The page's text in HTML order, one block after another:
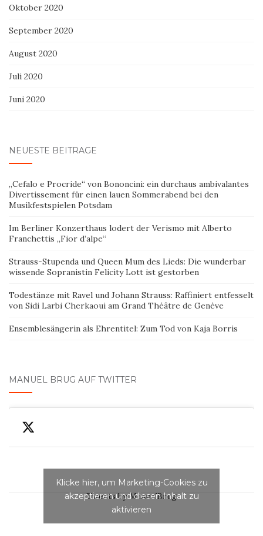
Oktober 2020
September 2020
August 2020
Juli 2020
Juni 2020
NEUESTE BEITRÄGE
„Cefalo e Procride“ von Bononcini: ein durchaus ambivalantes
Divertissement für einen lauen Sommerabend bei den
Musikfestspielen Potsdam
Im Berliner Konzerthaus lodert der Verismo mit Alberto
Franchettis „Fior d’alpe“
Strauss-Stupenda und Queen Mum des Lieds: Die wunderbar
wissende Sopranistin Felicity Lott ist gestorben
Todestänze mit Ravel und Johann Strauss: Raffiniert entfesselt
von Sidi Larbi Cherkaoui am Grand Théâtre de Genève
Ensemblesängerin als Ehrentitel: Zum Tod von Kaja Borris
MANUEL BRUG AUF TWITTER
Tweets by ManuelBrug
Klicke hier, um Marketing-Cookies zu
akzeptieren und diesen Inhalt zu
aktivieren